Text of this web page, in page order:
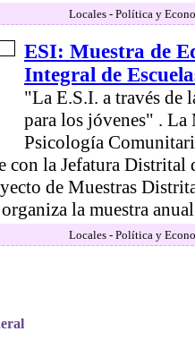
Locales - Política y
ESI: Muestra de
Integral de
"La E.S.I. a través de
para los jóvenes" .
Psicología
con la Jefatura Distrital
de Muestras
la muestra
Locales - Política y